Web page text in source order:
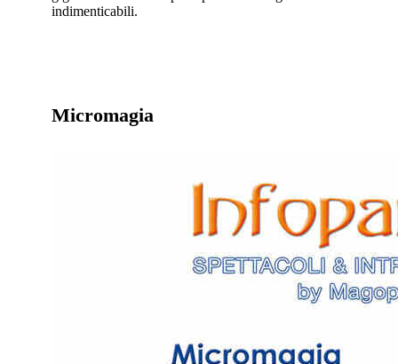
indimenticabili.
Micromagia